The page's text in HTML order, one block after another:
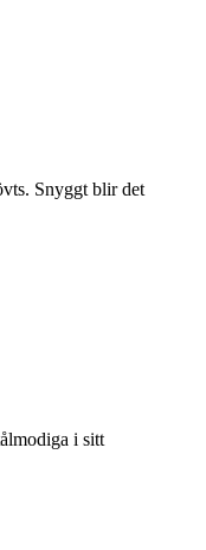
Snyggt blir det
i sitt